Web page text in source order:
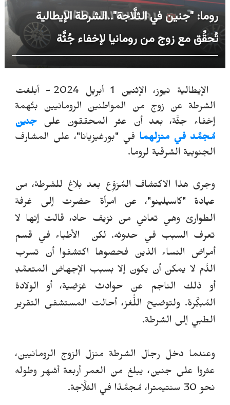
روما: "جنين في الثلَّاجة"..الشرطة الإيطالية
تُحقِّق مع زوج من رومانيا لإخفاء جُثَّة
الإيطالية نيوز، الإثنين 1 أبريل 2024 - أبلغت
الشرطة عن زوج من المواطنين الرومانيين بتُهمة
إخفاء جثَّة، بعد أن عثر المحققون علىجنين
مُجمَّد في منزلهما في "بورغيزيانا"، على المشارف
الجنوبية الشرقية لروما.
وجرى هذا الاكتشاف المُرَوِّع بعد بلاغ للشرطة، من
عيادة "كاسيلينو"، عن امرأة حضرت إلى غرفة
الطوارئ وهي تعاني من نزيف حاد، قالت إنها لا
تعرف السبب في حدوثه. لكن
الأطباء في قسم
أمراض النساء الذين فحصوها اكتشفواأن تسرب
الدَّم لا يمكن أن يكون إلا بسبب الإجهاض المتعمَّدِ
أو ذلك الناجم عن حوادث عَرَضِية، أو الولادة
المُبكِّرة. ولتوضيح اللُّغز، أحالت المستشفى التقرير
الطبي إلى الشرطة.
وعندما دخل رجال الشرطة منزل الزوج الرومانيين،
عثروا على جنين، يبلغ من العمر أربعة أشهر وطوله
نحو 30 سنتيمترا، مُجمَّدًا في الثلَّاجة.